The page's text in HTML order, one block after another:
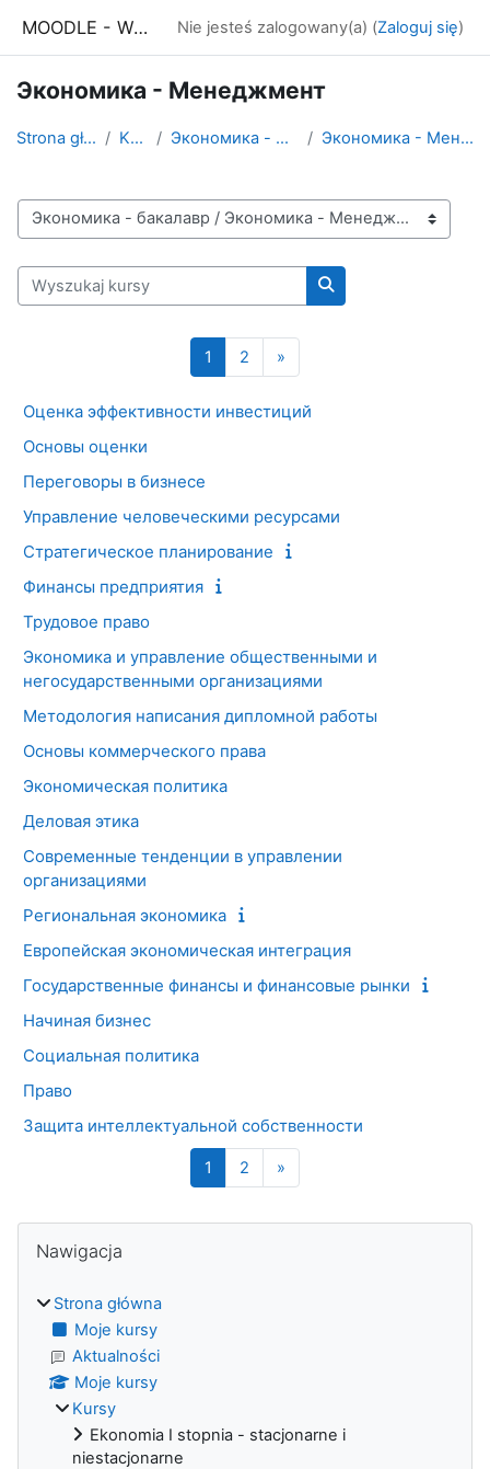
MOODLE - WSE Białystok Nie jesteś zalogowany(a) (Zaloguj się)
Экономика - Менеджмент
Strona główna Kursy Экономика - бакалавр Экономика - Менеджмент
Kategorie kursów
Wyszukaj kursy
Wyszukaj kursy
1 Strona 1
2 Strona 2
»
Оценка эффективности инвестиций
Основы оценки
Переговоры в бизнесе
Управление человеческими ресурсами
Стратегическое планирование
Финансы предприятия
Трудовое право
Экономика и управление общественными и
негосударственными организациями
Методология написания дипломной работы
Основы коммерческого права
Экономическая политика
Деловая этика
Современные тенденции в управлении
организациями
Региональная экономика
Европейская экономическая интеграция
Государственные финансы и финансовые рынки
Начиная бизнес
Социальная политика
Право
Защита интеллектуальной собственности
1 Strona 1
2 Strona 2
»
Bloki
Nawigacja
Strona główna
Moje kursy
Aktualności
Moje kursy
Kursy
Ekonomia I stopnia - stacjonarne i
niestacjonarne